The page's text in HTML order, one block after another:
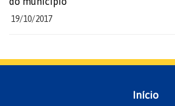
19/10/2017
Início